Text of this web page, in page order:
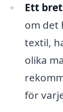
Ett
om det
textil,
olika
för